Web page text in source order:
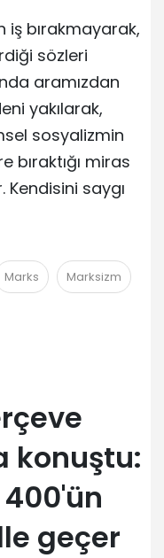
iş bırakmayarak,
sözleri
aramızdan
yakılarak,
sosyalizmin
bıraktığı miras
saygı
Marks Marksizm
konuştu:
geçer